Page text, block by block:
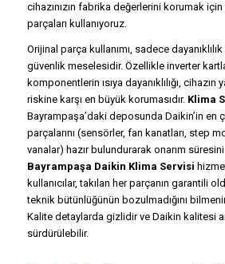
cihazınızın fabrika değerlerini korumak
parçaları kullanıyoruz.
Orijinal parça kullanımı, sadece
güvenlik meselesidir. Özellikle inverter
komponentlerin ısıya dayanıklılığı, cihazın
riskine karşı en büyük korumasıdır. Klima
Bayrampaşa’daki deposunda Daikin’in en
parçalarını (sensörler, fan kanatları, step
vanalar) hazır bulundurarak onarım
Bayrampaşa Daikin Klima Servisi
kullanıcılar, takılan her parçanın garantili
teknik bütünlüğünün bozulmadığını
Kalite detaylarda gizlidir ve Daikin kalitesi
sürdürülebilir.